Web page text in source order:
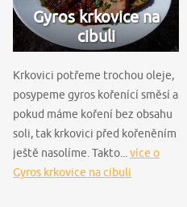
Gyros krkovice na
cibuli
Krkovici potřeme trochou oleje,
posypeme gyros kořenící směsí a
pokud máme koření bez obsahu
soli, tak krkovici před kořeněním
ještě nasolíme. Takto...více o
Gyros krkovice na cibuli